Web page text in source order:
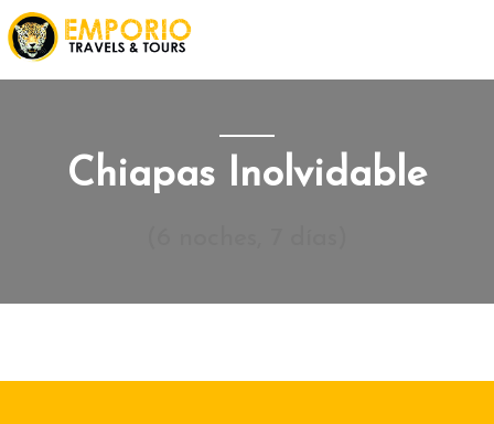
Chiapas Inolvidable